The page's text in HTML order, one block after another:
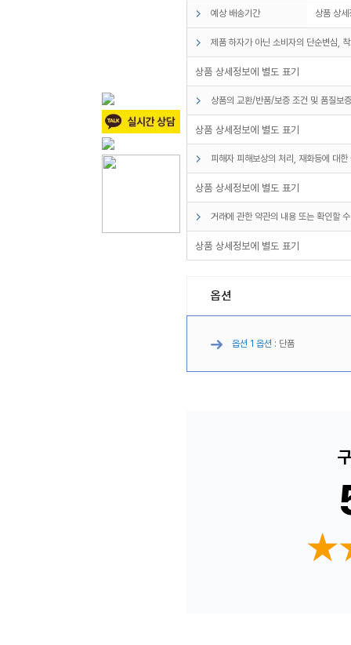
예상 배송기간 상품 상
제품 하자가 아닌 소비자의 단순변심,
상품 상세정보에 별도 표기
상품의 교환/반품/보증 조건 및 품질보
상품 상세정보에 별도 표기
피해자 피해보상의 처리, 재화등에 대
상품 상세정보에 별도 표기
거래에 관한 약관의 내용 또는 확인할
상품 상세정보에 별도 표기
옵션
옵션 1 옵션 : 단품